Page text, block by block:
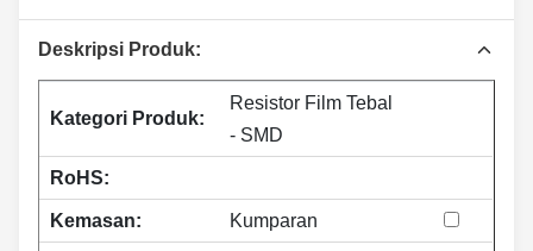
Deskripsi Produk:
Kategori Produk:
Resistor Film Tebal
- SMD
RoHS:
Kemasan: Kumparan